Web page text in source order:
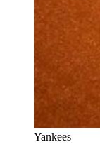
Yankees